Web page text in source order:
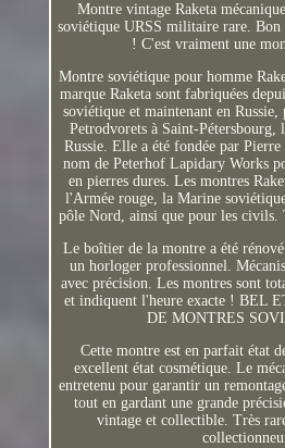
Montre vintage Raketa
soviétique URSS militaire rare. Bon
! C'est vraiment une
Montre soviétique pour homme
marque Raketa sont fabriquées
soviétique et maintenant en
Petrodvorets à Saint-Pétersbourg,
Russie. Elle a été fondée par
nom de Peterhof Lapidary Works
en pierres dures. Les montres
l'Armée rouge, la Marine
pôle Nord, ainsi que pour les
Le boîtier de la montre a été
un horloger professionnel.
avec précision. Les montres sont
et indiquent l'heure exacte ! BEL
DE MONTRES
Cette montre est en parfait état
excellent état cosmétique. Le
entretenu pour garantir un
tout en gardant une grande
vintage et collectible. Très